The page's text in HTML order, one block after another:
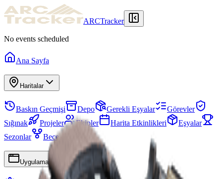
ARCTracker
No events scheduled
Ana Sayfa
Haritalar
Baskın Geçmişi Depo Gerekli Eşyalar
Görevler
Sığınak
Projeler Ekipler Harita Etkinlikleri
Eşyalar
Sezonlar
Beceri Ağacı
Uygulamalar